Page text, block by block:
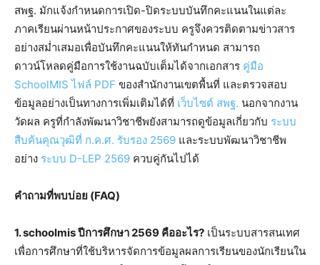
สพฐ. มักแจ้งกำหนดการเปิด-ปิดระบบบันทึกคะแนนในแต่ละ
ภาคเรียนผ่านหน้าประกาศของระบบ ครูจึงควรติดตามข่าวสาร
อย่างสม่ำเสมอเพื่อบันทึกคะแนนให้ทันกำหนด สามารถ
ดาวน์โหลดคู่มือการใช้งานฉบับเต็มได้จากเอกสาร คู่มือ
SchoolMIS ไฟล์ PDF ของสำนักงานเขตพื้นที่ และตรวจสอบ
ข้อมูลอย่างเป็นทางการเพิ่มเติมได้ที่ เว็บไซต์ สพฐ. นอกจากงาน
วัดผล ครูที่กำลังพัฒนาวิชาชีพยังสามารถดูข้อมูลเกี่ยวกับ ระบบ
สืบค้นคุณวุฒิที่ ก.ค.ศ. รับรอง 2569 และระบบพัฒนาวิชาชีพ
อย่าง ระบบ D-LEP 2569 ควบคู่กันไปได้
คำถามที่พบบ่อย (FAQ)
1. schoolmis ปีการศึกษา 2569 คืออะไร? เป็นระบบสารสนเทศ
เพื่อการศึกษาที่ใช้บริหารจัดการข้อมูลผลการเรียนของนักเรียนใน